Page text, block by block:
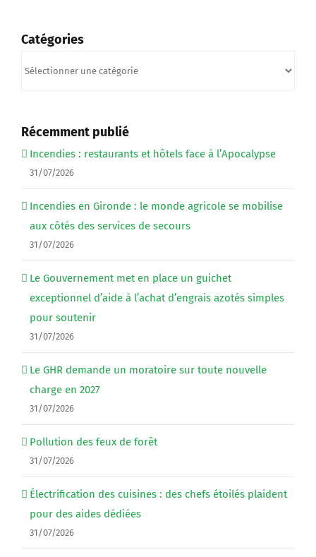
Catégories
Récemment publié
Incendies : restaurants et hôtels face à l’Apocalypse
31/07/2026
Incendies en Gironde : le monde agricole se mobilise
aux côtés des services de secours
31/07/2026
Le Gouvernement met en place un guichet
exceptionnel d’aide à l’achat d’engrais azotés simples
pour soutenir
31/07/2026
Le GHR demande un moratoire sur toute nouvelle
charge en 2027
31/07/2026
Pollution des feux de forêt
31/07/2026
Électrification des cuisines : des chefs étoilés plaident
pour des aides dédiées
31/07/2026